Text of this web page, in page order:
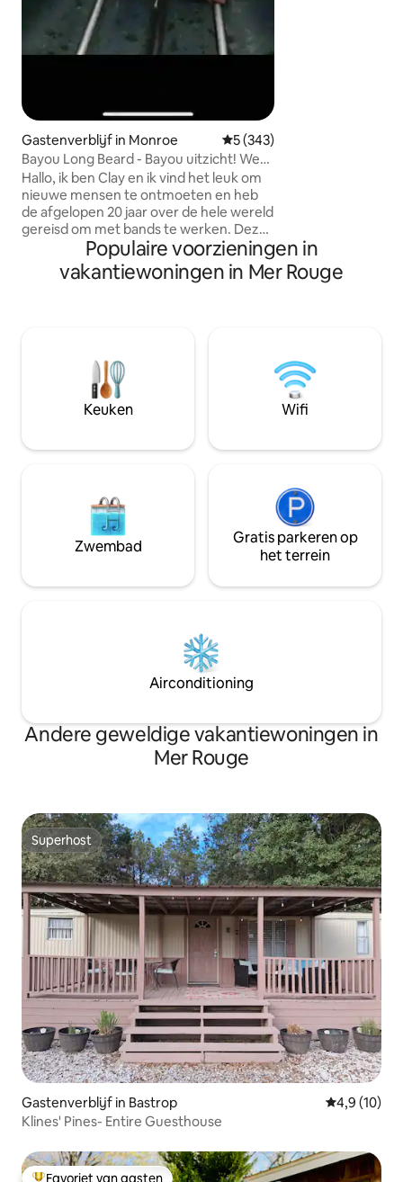
Gastenverblijf in Monroe Gemiddelde beoordeling
5 (343)
Bayou Long Beard - Bayou uitzicht! We
begroeten iedereen!
Hallo, ik ben Clay en ik vind het leuk om
nieuwe mensen te ontmoeten en heb
de afgelopen 20 jaar over de hele wereld
gereisd om met bands te werken. Deze
reis, samen met mijn nieuwe vrouw Joy,
heeft ertoe geleid dat we Airbnb-
verhuurders zijn geworden. Onze
staren, laten veel licht binnen. Volledig
toegankelijk voor gehandicapten! Niet
geschikt voor kinderen Netheid en
gastvrijheid zijn onze specialiteiten!
Populaire voorzieningen in
vakantiewoningen in Mer Rouge
Keuken Wifi
Zwembad
Gratis parkeren op
het terrein
Airconditioning
Andere geweldige vakantiewoningen in
Mer Rouge
Superhost
Superhost
Gastenverblijf in Bastrop
4,9 (10)
Klines' Pines- Entire Guesthouse
Favoriet van gasten